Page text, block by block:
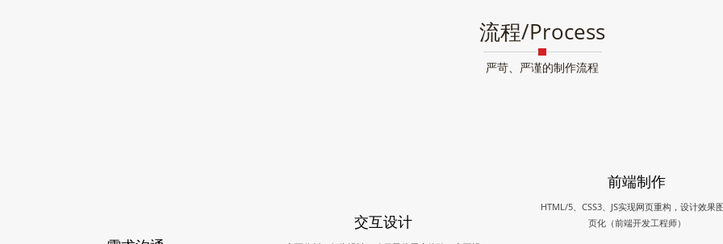
流程/Process
严苛、严谨的制作流程
交互设计
前端制作
HTML/5、CSS3、JS实现网页重构，设计效果
页化（前端开发工程师）